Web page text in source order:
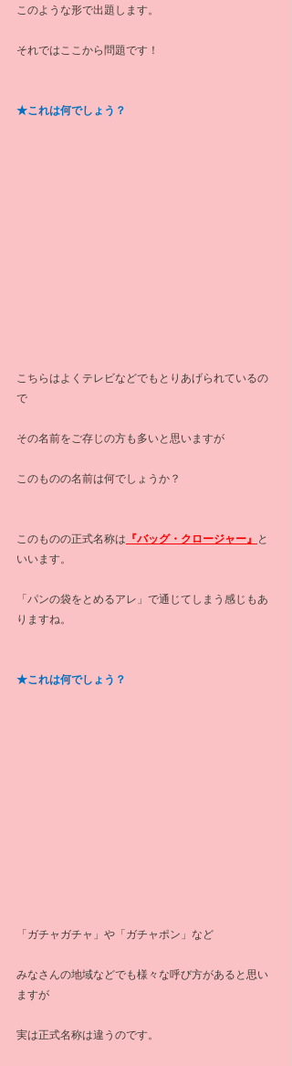
このような形で出題します。
それではここから問題です！
★これは何でしょう？
こちらはよくテレビなどでもとりあげられているの
で
その名前をご存じの方も多いと思いますが
このものの名前は何でしょうか？
このものの正式名称は 『バッグ・クロージャー』 と
いいます。
「パンの袋をとめるアレ」で通じてしまう感じもあ
りますね。
★これは何でしょう？
「ガチャガチャ」や「ガチャポン」など
みなさんの地域などでも様々な呼び方があると思い
ますが
実は正式名称は違うのです。